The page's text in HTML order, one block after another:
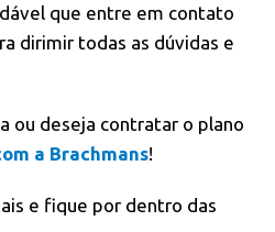
que entre em contato
dirimir todas as dúvidas e
ou deseja contratar o plano
a Brachmans!
e fique por dentro das